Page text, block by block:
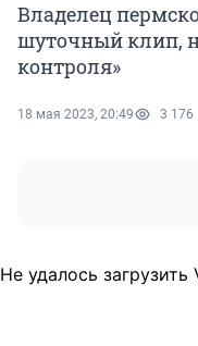
Владелец
шуточный клип,
контроля»
18 мая 2023, 20:49 3 176
Не удалось загрузить